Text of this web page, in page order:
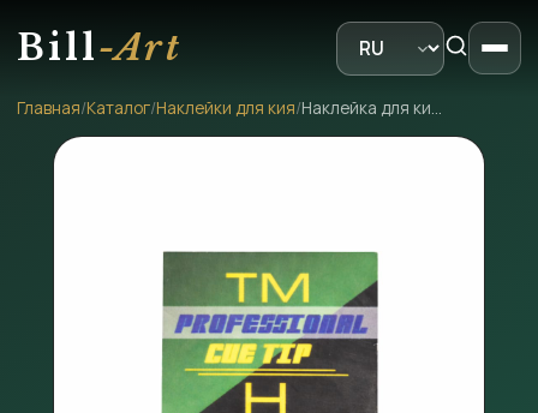
Bill-Art
Главная/Каталог/Наклейки для кия/ Наклейка для кия TM PROFESSIONAL